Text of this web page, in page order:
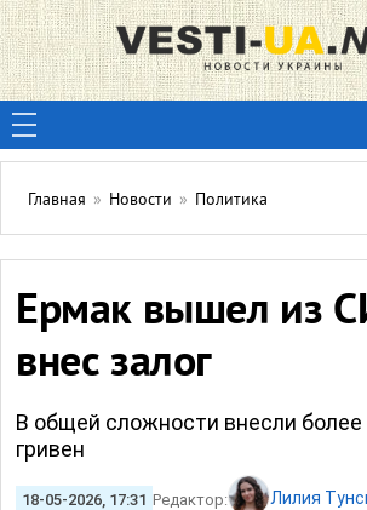
Главная » Новости » Политика
Ермак вышел из
внес залог
В общей сложности внесли
гривен
18-05-2026, 17:31 Редактор: Лилия